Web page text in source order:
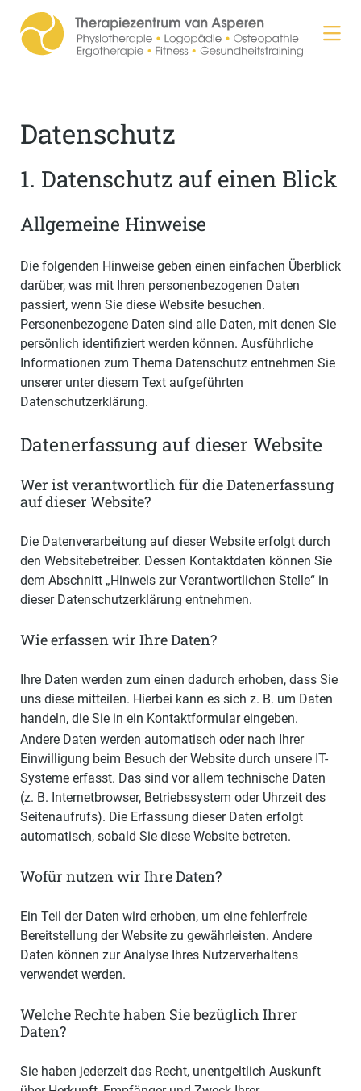
Datenschutz
1. Datenschutz auf einen Blick
Allgemeine Hinweise
Die folgenden Hinweise geben einen einfachen Überblick
darüber, was mit Ihren personenbezogenen Daten
passiert, wenn Sie diese Website besuchen.
Personenbezogene Daten sind alle Daten, mit denen Sie
persönlich identifiziert werden können. Ausführliche
Informationen zum Thema Datenschutz entnehmen Sie
unserer unter diesem Text aufgeführten
Datenschutzerklärung.
Datenerfassung auf dieser Website
Wer ist verantwortlich für die Datenerfassung
auf dieser Website?
Die Datenverarbeitung auf dieser Website erfolgt durch
den Websitebetreiber. Dessen Kontaktdaten können Sie
dem Abschnitt „Hinweis zur Verantwortlichen Stelle“ in
dieser Datenschutzerklärung entnehmen.
Wie erfassen wir Ihre Daten?
Ihre Daten werden zum einen dadurch erhoben, dass Sie
uns diese mitteilen. Hierbei kann es sich z. B. um Daten
handeln, die Sie in ein Kontaktformular eingeben.
Andere Daten werden automatisch oder nach Ihrer
Einwilligung beim Besuch der Website durch unsere IT-
Systeme erfasst. Das sind vor allem technische Daten
(z. B. Internetbrowser, Betriebssystem oder Uhrzeit des
Seitenaufrufs). Die Erfassung dieser Daten erfolgt
automatisch, sobald Sie diese Website betreten.
Wofür nutzen wir Ihre Daten?
Ein Teil der Daten wird erhoben, um eine fehlerfreie
Bereitstellung der Website zu gewährleisten. Andere
Daten können zur Analyse Ihres Nutzerverhaltens
verwendet werden.
Welche Rechte haben Sie bezüglich Ihrer
Daten?
Sie haben jederzeit das Recht, unentgeltlich Auskunft